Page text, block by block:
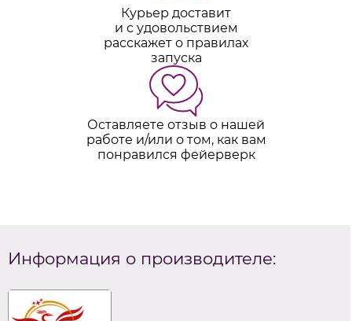
Курьер доставит
и с удовольствием
расскажет о правилах
запуска
Оставляете отзыв о нашей
работе и/или о том, как вам
понравился фейерверк
Информация о производителе: